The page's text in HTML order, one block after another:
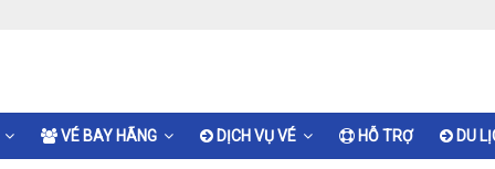
VÉ BAY HÃNG DỊCH VỤ VÉ HỖ TRỢ DU